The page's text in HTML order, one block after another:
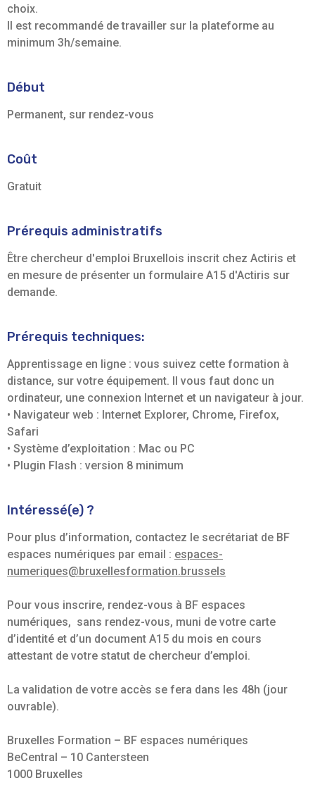
choix.
Il est recommandé de travailler sur la plateforme au
minimum 3h/semaine.
Début
Permanent, sur rendez-vous
Coût
Gratuit
Prérequis administratifs
Être chercheur d'emploi Bruxellois inscrit chez Actiris et
en mesure de présenter un formulaire A15 d'Actiris sur
demande.
Prérequis techniques:
Apprentissage en ligne : vous suivez cette formation à
distance, sur votre équipement. Il vous faut donc un
ordinateur, une connexion Internet et un navigateur à jour.
• Navigateur web : Internet Explorer, Chrome, Firefox,
Safari
• Système d’exploitation : Mac ou PC
• Plugin Flash : version 8 minimum
Intéressé(e) ?
Pour plus d’information, contactez le secrétariat de BF
espaces numériques par email : espaces-
numeriques@bruxellesformation.brussels
Pour vous inscrire, rendez-vous à BF espaces
numériques, sans rendez-vous, muni de votre carte
d’identité et d’un document A15 du mois en cours
attestant de votre statut de chercheur d’emploi.
La validation de votre accès se fera dans les 48h (jour
ouvrable).
Bruxelles Formation – BF espaces numériques
BeCentral – 10 Cantersteen
1000 Bruxelles